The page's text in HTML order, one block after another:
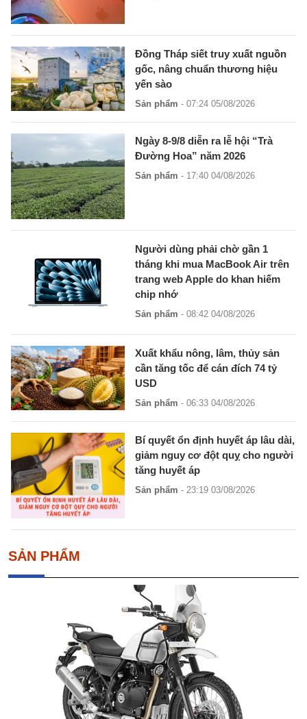
Đồng Tháp siết truy xuất nguồn
gốc, nâng chuẩn thương hiệu
yến sào
Sản phẩm - 07:24 05/08/2026
Ngày 8-9/8 diễn ra lễ hội “Trà
Đường Hoa” năm 2026
Sản phẩm - 17:40 04/08/2026
Người dùng phải chờ gần 1
tháng khi mua MacBook Air trên
trang web Apple do khan hiếm
chip nhớ
Sản phẩm - 08:42 04/08/2026
Xuất khẩu nông, lâm, thủy sản
cần tăng tốc để cán đích 74 tỷ
USD
Sản phẩm - 06:33 04/08/2026
Bí quyết ổn định huyết áp lâu dài,
giảm nguy cơ đột quỵ cho người
tăng huyết áp
Sản phẩm - 23:19 03/08/2026
SẢN PHẨM